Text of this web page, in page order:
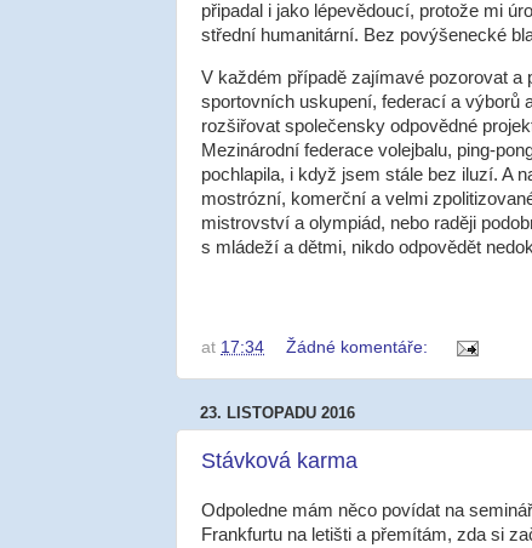
připadal i jako lépevědoucí, protože mi
střední humanitární. Bez povýšenecké
V každém případě zajímavé pozorovat
sportovních uskupení, federací a výborů
rozšiřovat společensky odpovědné
Mezinárodní federace volejbalu, ping-
pochlapila, i když jsem stále bez iluzí. A
mostrózní, komerční a velmi
mistrovství a olympiád, nebo raději
s mládeží a dětmi, nikdo odpovědět
at 17:34 Žádné komentáře:
23. LISTOPADU 2016
Stávková karma
Odpoledne mám něco povídat na
Frankfurtu na letišti a přemítám, zda si